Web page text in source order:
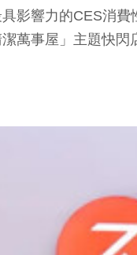
影響力的CES消
潔萬事屋」主題快